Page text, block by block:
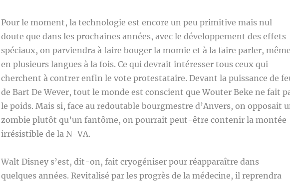
Pour le moment, la technologie est encore un peu primitive mais nul
doute que dans les prochaines années, avec le développement des effets
spéciaux, on parviendra à faire bouger la momie et à la faire parler,
en plusieurs langues à la fois. Ce qui devrait intéresser tous ceux qui
cherchent à contrer enfin le vote protestataire. Devant la puissance de
de Bart De Wever, tout le monde est conscient que Wouter Beke ne fait
le poids. Mais si, face au redoutable bourgmestre d’Anvers, on opposait
zombie plutôt qu’un fantôme, on pourrait peut-être contenir la montée
irrésistible de la N-VA.
Walt Disney s’est, dit-on, fait cryogéniser pour réapparaître dans
quelques années. Revitalisé par les progrès de la médecine, il reprendra